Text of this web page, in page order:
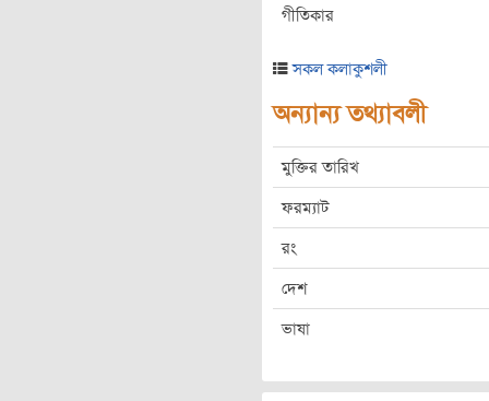
গীতিকার
সকল কলাকুশলী
অন্যান্য তথ্যাবলী
মুক্তির তারিখ
ফরম্যাট
রং
দেশ
ভাষা